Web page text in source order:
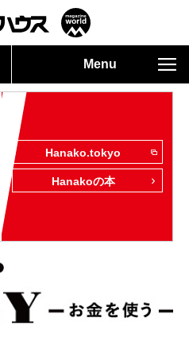
Menu
Hanako.tokyo
Hanakoの本